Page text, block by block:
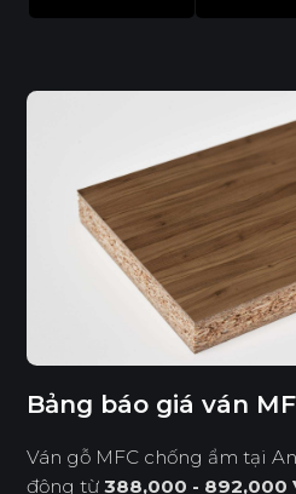
Bảng báo giá ván
Ván gỗ MFC chống ẩm tại
động từ388,000 - 892,000